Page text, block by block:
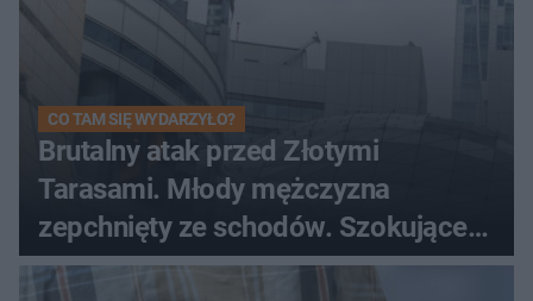
CO TAM SIĘ WYDARZYŁO?
Brutalny atak przed Złotymi
Tarasami. Młody mężczyzna
zepchnięty ze schodów. Szokujące
nagranie krąży po sieci